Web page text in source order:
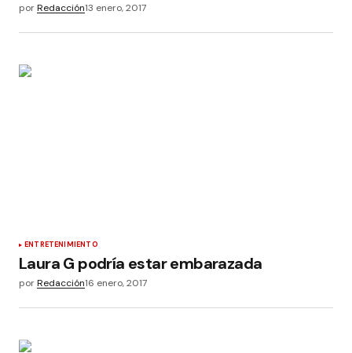
porRedacción13 enero, 2017
ENTRETENIMIENTO
Laura G podría estar embarazada
porRedacción16 enero, 2017